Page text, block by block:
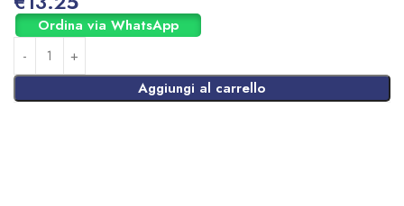
Aggiungi al carrello
Ordina via WhatsApp